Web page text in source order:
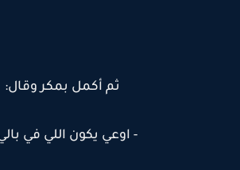
ثم أكمل بمكر وقال:
- اوعي يكون اللي في بالي.